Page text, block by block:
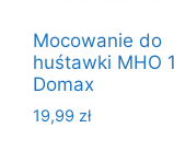
Mocowanie do
huśtawki MHO
Domax
19,99 zł